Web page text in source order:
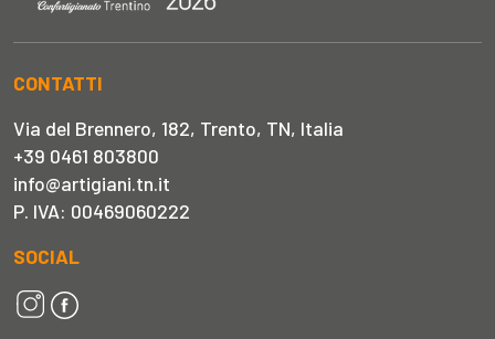
CONTATTI
Via del Brennero, 182, Trento, TN, Italia
+39 0461 803800
info@artigiani.tn.it
P. IVA: 00469060222
SOCIAL